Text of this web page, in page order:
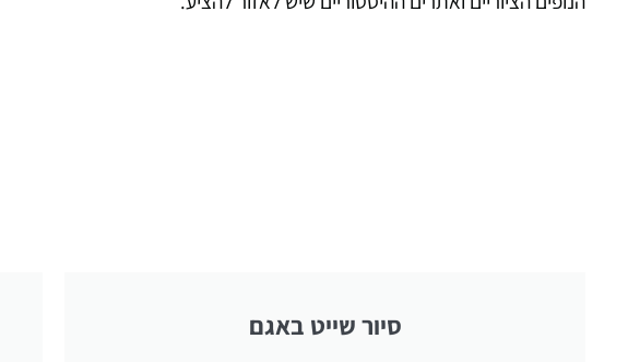
סיור שייט באגם